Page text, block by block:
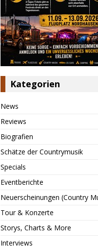
Kategorien
News
Reviews
Biografien
Schätze der Countrymusik
Specials
Eventberichte
Neuerscheinungen (Country
Tour & Konzerte
Storys, Charts & More
Interviews